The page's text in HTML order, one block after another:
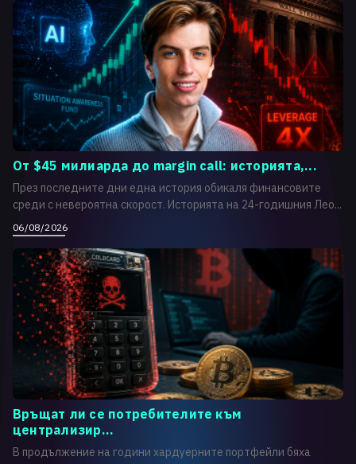
От $45 милиарда до margin call: историята,...
През последните дни една история обикаля финансовите
среди с невероятна скорост. Историята на 24-годишния Лео...
06/08/2026
Връщат ли се потребителите към
централизир...
В продължение на години хардуерните портфейли бяха